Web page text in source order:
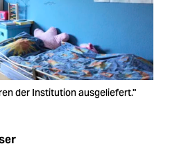
der Institution ausgeliefert."